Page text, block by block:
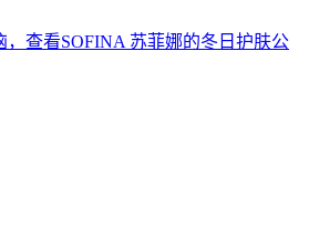
，查看SOFINA 苏菲娜的冬日护肤公